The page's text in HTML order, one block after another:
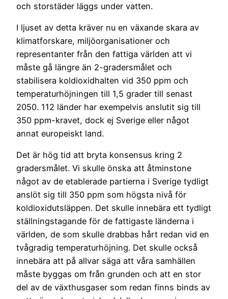
och storstäder läggs under vatten.
I ljuset av detta kräver nu en växande skara av
klimatforskare, miljöorganisationer och
representanter från den fattiga världen att vi
måste gå längre än 2-gradersmålet och
stabilisera koldioxidhalten vid 350 ppm och
temperaturhöjningen till 1,5 grader till senast
2050. 112 länder har exempelvis anslutit sig till
350 ppm-kravet, dock ej Sverige eller något
annat europeiskt land.
Det är hög tid att bryta konsensus kring 2
gradersmålet. Vi skulle önska att åtminstone
något av de etablerade partierna i Sverige tydligt
anslöt sig till 350 ppm som högsta nivå för
koldioxidutsläppen. Det skulle innebära ett tydligt
ställningstagande för de fattigaste länderna i
världen, de som skulle drabbas hårt redan vid en
tvågradig temperaturhöjning. Det skulle också
innebära att på allvar säga att våra samhällen
måste byggas om från grunden och att en stor
del av de växthusgaser som redan finns binds av